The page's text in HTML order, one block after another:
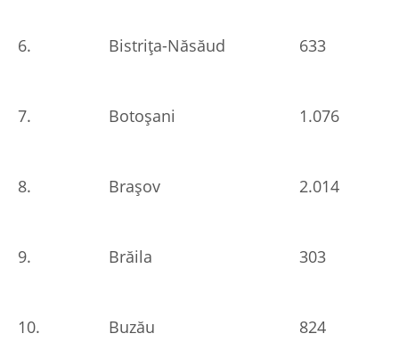
6. Bistrița-Năsăud 633
7. Botoșani 1.076
8. Brașov 2.014
9. Brăila 303
10. Buzău 824